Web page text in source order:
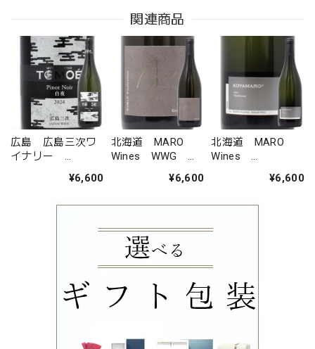
関連商品
広島 広島三次ワ
イナリー
ワール 白夜 2024
¥6,600
北海道 MARO
Wines WWG
¥6,600
北海道 MARO
Wines
¥6,600